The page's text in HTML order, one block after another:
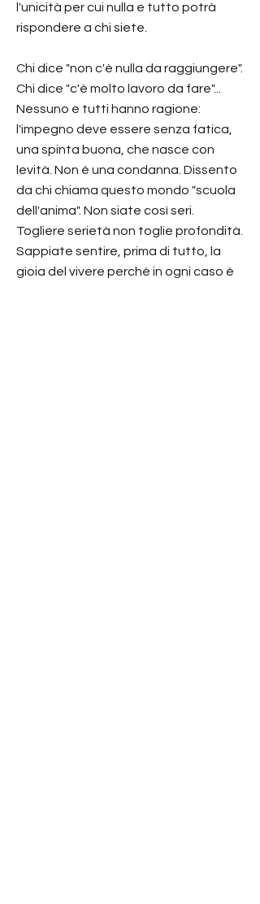
l'unicità per cui nulla e tutto potrà
rispondere a chi siete.
Chi dice "non c'è nulla da raggiungere".
Chi dice "c'è molto lavoro da fare"...
Nessuno e tutti hanno ragione:
l'impegno deve essere senza fatica,
una spinta buona, che nasce con
levità. Non è una condanna. Dissento
da chi chiama questo mondo "scuola
dell'anima". Non siate così seri.
Togliere serietà non toglie profondità.
Sappiate sentire, prima di tutto, la
gioia del vivere perché in ogni caso è